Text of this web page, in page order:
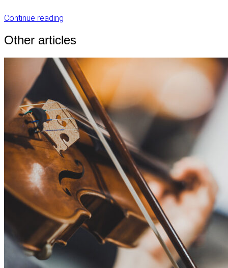
Continue reading
Other articles